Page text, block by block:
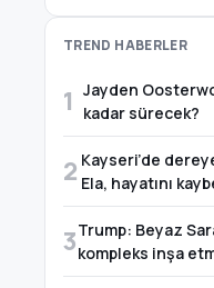
TREND HABERLER
1 Jayden
kadar sürecek?
2 Kayseri’de
Ela, hayatını
3Trump: Beyaz
kompleks inşa